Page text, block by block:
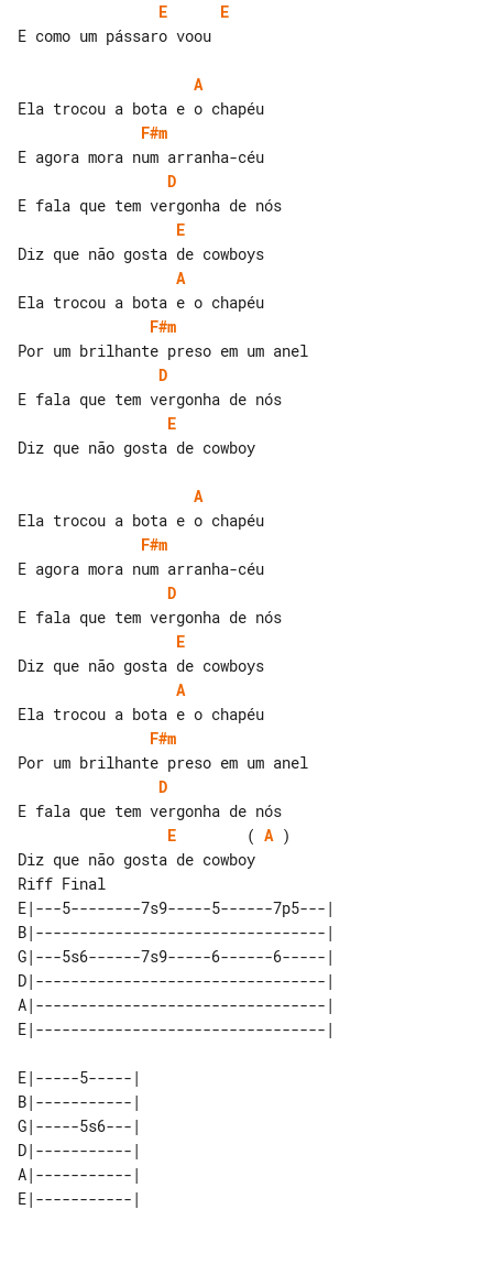
E
E
E como um pássaro voou
A
F#m
D
E
A
F#m
D
E
Diz que não gosta de cowboy
A
F#m
D
E
A
F#m
D
E
        (
A )
Riff Final
E|---5--------7s9-----5------7p5---|
B|---------------------------------|
G|---5s6------7s9-----6------6-----|
D|---------------------------------|
A|---------------------------------|
E|-----5-----|
B|-----------|
G|-----5s6---|
D|-----------|
A|-----------|